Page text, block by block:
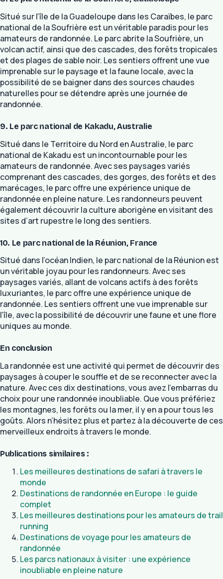
Situé sur l’île de la Guadeloupe dans les Caraïbes, le parc
national de la Soufrière est un véritable paradis pour les
amateurs de randonnée. Le parc abrite la Soufrière, un
volcan actif, ainsi que des cascades, des forêts tropicales
et des plages de sable noir. Les sentiers offrent une vue
imprenable sur le paysage et la faune locale, avec la
possibilité de se baigner dans des sources chaudes
naturelles pour se détendre après une journée de
randonnée.
9. Le parc national de Kakadu, Australie
Situé dans le Territoire du Nord en Australie, le parc
national de Kakadu est un incontournable pour les
amateurs de randonnée. Avec ses paysages variés
comprenant des cascades, des gorges, des forêts et des
marécages, le parc offre une expérience unique de
randonnée en pleine nature. Les randonneurs peuvent
également découvrir la culture aborigène en visitant des
sites d’art rupestre le long des sentiers.
10. Le parc national de la Réunion, France
Situé dans l’océan Indien, le parc national de la Réunion est
un véritable joyau pour les randonneurs. Avec ses
paysages variés, allant de volcans actifs à des forêts
luxuriantes, le parc offre une expérience unique de
randonnée. Les sentiers offrent une vue imprenable sur
l’île, avec la possibilité de découvrir une faune et une flore
uniques au monde.
En conclusion
La randonnée est une activité qui permet de découvrir des
paysages à couper le souffle et de se reconnecter avec la
nature. Avec ces dix destinations, vous avez l’embarras du
choix pour une randonnée inoubliable. Que vous préfériez
les montagnes, les forêts ou la mer, il y en a pour tous les
goûts. Alors n’hésitez plus et partez à la découverte de ces
merveilleux endroits à travers le monde.
Publications similaires :
Les meilleures destinations de safari à travers le
monde
Destinations de randonnée en Europe : le guide
complet
Les meilleures destinations pour les amateurs de trail
running
Destinations de voyage pour les amateurs de
randonnée
Les parcs nationaux à visiter : une expérience
inoubliable en pleine nature